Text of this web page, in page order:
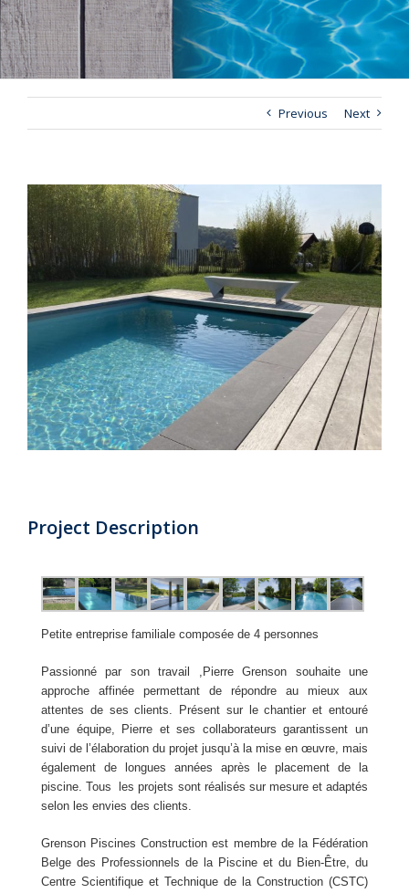
Previous Next
View
Larger
Image
Project Description
Petite entreprise familiale composée de 4 personnes
Passionné par son travail ,Pierre Grenson souhaite une
approche affinée
permettant de répondre au mieux aux
attentes de ses clients. Présent sur le chantier et entouré
d’une équipe, Pierre et ses collaborateurs garantissent un
suivi de l’élaboration du projet jusqu’à la mise en œuvre, mais
également de longues années après le placement de la
piscine. Tous les projets sont réalisés sur mesure et adaptés
selon les envies des clients.
Grenson Piscines Construction est membre de la Fédération
Belge des Professionnels de la Piscine et du Bien-Être, du
Centre Scientifique et Technique de la Construction (CSTC)